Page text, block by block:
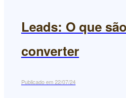
Leads: O que
converter
Publicado em 22/07/24